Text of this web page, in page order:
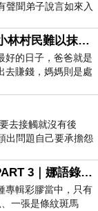
聲聞弟子說言如來入
八八風災上的父親節，小林村民難以抹滅的痛
好的日子，爸爸就是
去賺錢，媽媽則是處
有人品才
去接觸就沒有後
出問題自己要承擔怨
CONFESSIONS II LP PART 3｜娜語錄II LP PART 3
專輯彩膠當中，只有
一張是條紋斑馬